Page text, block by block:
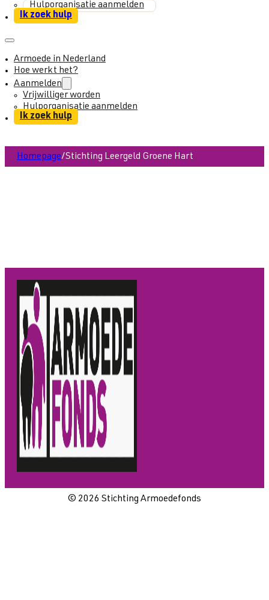
Hulporganisatie aanmelden
Ik zoek hulp
Armoede in Nederland
Hoe werkt het?
Aanmelden
Vrijwilliger worden
Hulporganisatie aanmelden
Ik zoek hulp
Homepage/Stichting Leergeld Groene Hart
© 2026 Stichting Armoedefonds